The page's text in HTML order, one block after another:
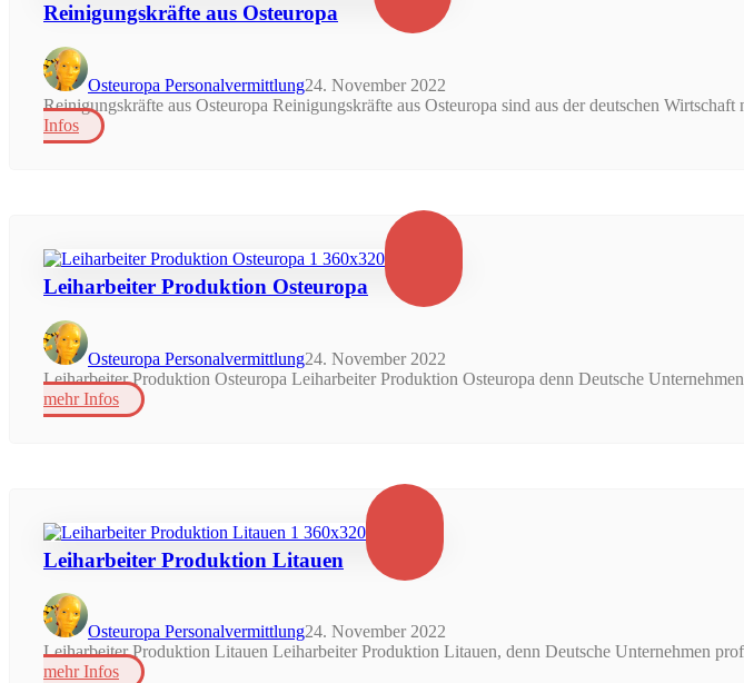
Reinigungskräfte aus Osteuropa
Osteuropa Personalvermittlung24. November 2022
Reinigungskräfte aus Osteuropa Reinigungskräfte aus Osteuropa sind aus der deutschen
Infos
Leiharbeiter Produktion Osteuropa
Osteuropa Personalvermittlung24. November 2022
Leiharbeiter Produktion Osteuropa Leiharbeiter Produktion Osteuropa denn Deutsche
mehr Infos
Leiharbeiter Produktion Litauen
Osteuropa Personalvermittlung24. November 2022
Leiharbeiter Produktion Litauen Leiharbeiter Produktion Litauen, denn Deutsche Unternehmen
mehr Infos